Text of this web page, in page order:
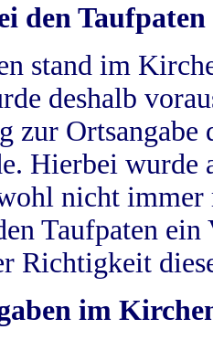
den Taufpaten
stand im
deshalb
zur
Hierbei wurde
nicht
Taufpaten
Richtigkeit
im